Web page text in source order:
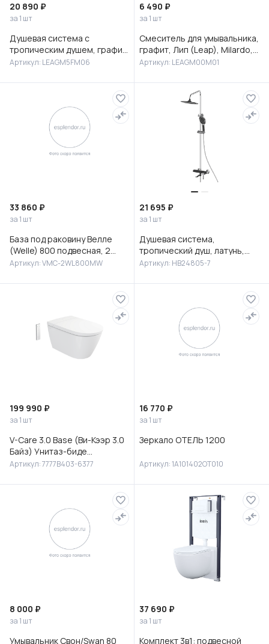
20 890 ₽
за 1 шт
Душевая система с
тропическим душем, графит,
Лип (Leap), Milardo,
Артикул: LEAGM5FM06
6 490 ₽
за 1 шт
Смеситель для умывальника,
графит, Лип (Leap), Milardo,
LEAGM00M01
Артикул: LEAGM00M01
33 860 ₽
за 1 шт
База под раковину Велле
(Welle) 800 подвесная, 2
выкатных ящика микролифт,
Артикул: VMC-2WL800MW
21 695 ₽
за 1 шт
Душевая система,
тропический душ, латунь,
черный/хром, HB24805-7
Артикул: HB24805-7
199 990 ₽
за 1 шт
V-Care 3.0 Base (Ви-Кээр 3.0
Байз) Унитаз-биде
подвесной, 7777B403-6377
Артикул: 7777B403-6377
16 770 ₽
за 1 шт
Зеркало ОТЕЛЬ 1200
Артикул: 1A101402OT010
8 000 ₽
за 1 шт
Умывальник Свон/Swan 80
37 690 ₽
за 1 шт
Комплект 3в1: подвесной